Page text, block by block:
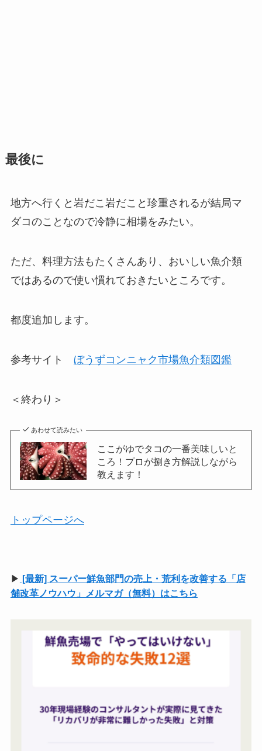
最後に
地方へ行くと岩だこ岩だこと珍重されるが結局マ
ダコのことなので冷静に相場をみたい。
ただ、料理方法もたくさんあり、おいしい魚介類
ではあるので使い慣れておきたいところです。
都度追加します。
参考サイト ぼうずコンニャク市場魚介類図鑑
＜終わり＞
あわせて読みたい
ここがゆでタコの一番美味しいと
ころ！プロが捌き方解説しながら
教えます！
トップページへ
▶ [最新] スーパー鮮魚部門の売上・荒利を改善する「店
舗改革ノウハウ」メルマガ（無料）はこちら